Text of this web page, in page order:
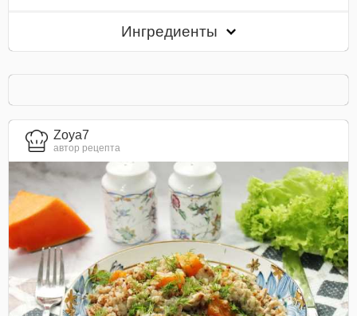
Ингредиенты
Zoya7
автор рецепта